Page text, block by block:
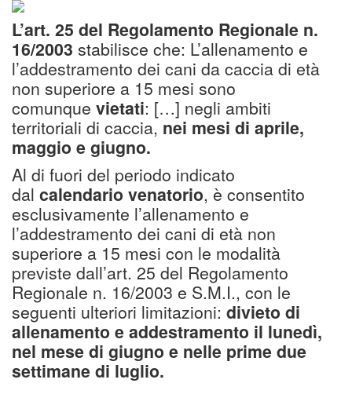
L’art. 25 del Regolamento Regionale n.
16/2003 stabilisce che: L’allenamento e
l’addestramento dei cani da caccia di età
non superiore a 15 mesi sono
comunque vietati: […] negli ambiti
territoriali di caccia, nei mesi di aprile,
maggio e giugno.
Al di fuori del periodo indicato
dal calendario venatorio, è consentito
esclusivamente l’allenamento e
l’addestramento dei cani di età non
superiore a 15 mesi con le modalità
previste dall’art. 25 del Regolamento
Regionale n. 16/2003 e S.M.I., con le
seguenti ulteriori limitazioni: divieto di
allenamento e addestramento il lunedì,
nel mese di giugno e nelle prime due
settimane di luglio.